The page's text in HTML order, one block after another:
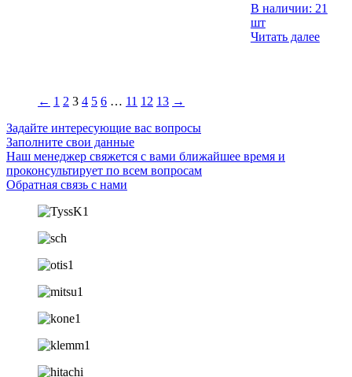
В наличии: 21
шт
Читать далее
← 1 2 3 4 5 6 … 11 12 13 →
Задайте интересующие вас вопросы
Заполните свои данные
Наш менеджер свяжется с вами ближайшее время и
проконсультирует по всем вопросам
Обратная связь с нами